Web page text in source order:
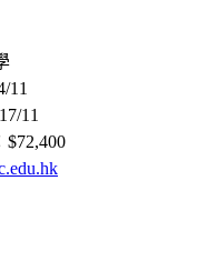
11
11